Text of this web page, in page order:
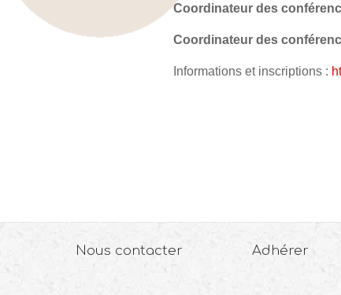
Coordinateur des
Coordinateur des
Informations et inscriptions :
Nous contacter Adhérer